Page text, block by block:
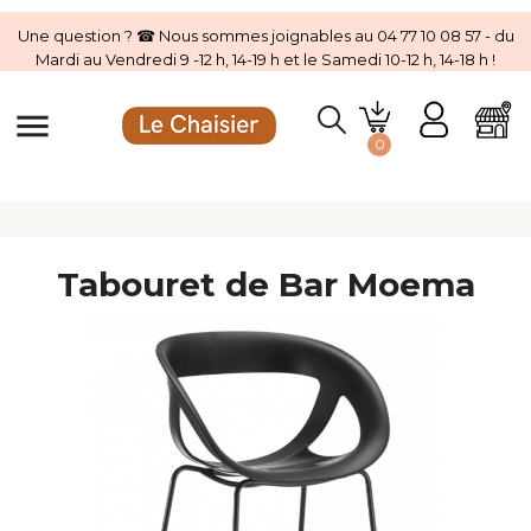
Une question ? ☎ Nous sommes joignables au 04 77 10 08 57 - du
Mardi au Vendredi 9 -12 h, 14-19 h et le Samedi 10-12 h, 14-18 h !
menu 0
Tabouret de Bar Moema